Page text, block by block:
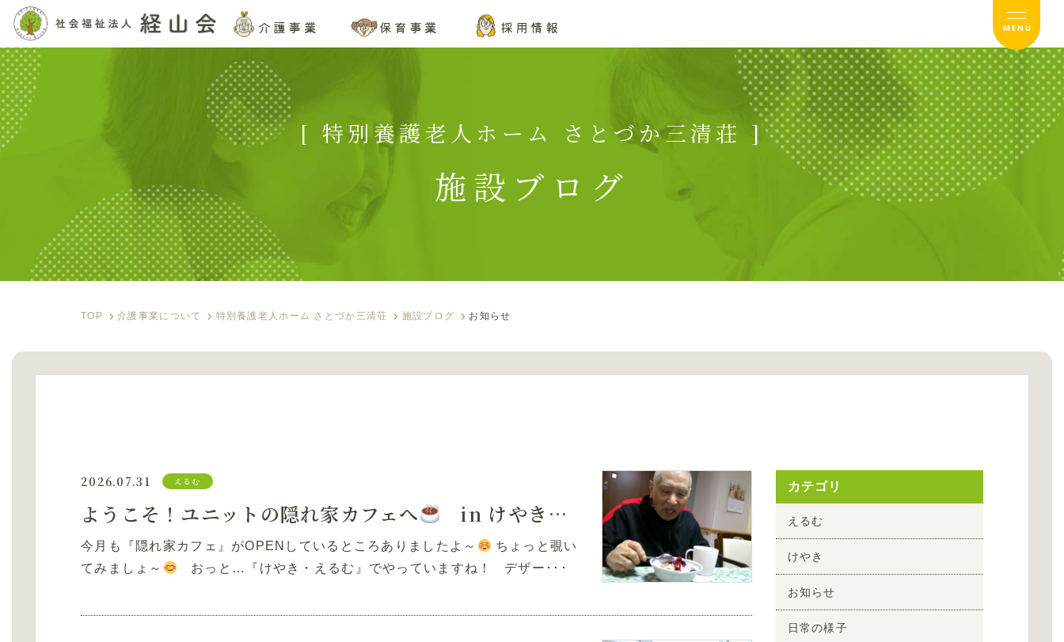
介護事業 保育事業 採用情報 MENU
[ 特別養護老人ホーム さとづか三清荘 ]
施設ブログ
TOP 介護事業について 特別養護老人ホーム さとづか三清荘 施設ブログ お知らせ
2026.07.31 えるむ
ようこそ！ユニットの隠れ家カフェへ in けやき・えるむ Part2
今月も『隠れ家カフェ』がOPENしているところありましたよ～
ちょっと覗い
てみましょ～
おっと…『けやき・えるむ』でやっていますね！ デザー･･･
カテゴリ
えるむ
けやき
お知らせ
日常の様子